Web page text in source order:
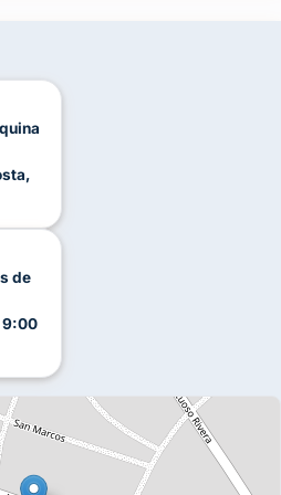
bodas en Ciudad de la Costa
Soleada Casa de Té
inolvidable, ya sea en la
invierno o en el esplendor de
tu fecha y comenzar a planificar
el formulario o escribinos por
de
9:00